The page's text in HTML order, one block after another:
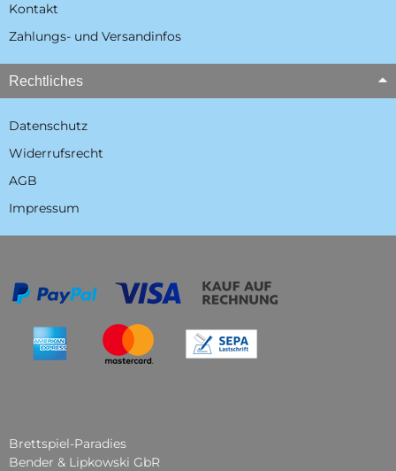
Kontakt
Zahlungs- und Versandinfos
Rechtliches
Datenschutz
Widerrufsrecht
AGB
Impressum
Brettspiel-Paradies
Bender & Lipkowski GbR